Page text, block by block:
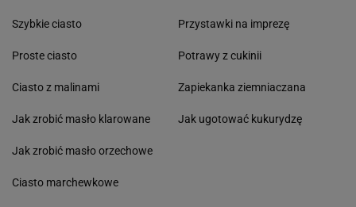
Szybkie ciasto
Proste ciasto
Ciasto z malinami
Jak zrobić masło klarowane
Jak zrobić masło orzechowe
Ciasto marchewkowe
Przystawki na imprezę
Potrawy z cukinii
Zapiekanka ziemniaczana
Jak ugotować kukurydzę